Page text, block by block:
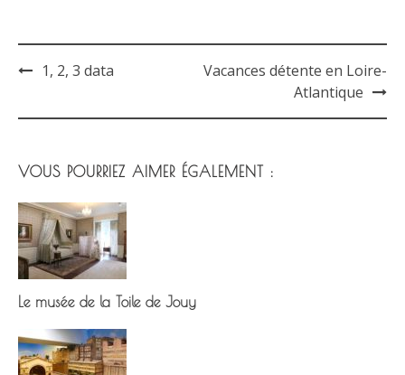
navigation
1, 2, 3 data
Vacances détente en Loire-
Atlantique
VOUS POURRIEZ AIMER ÉGALEMENT :
Le musée de la Toile de Jouy